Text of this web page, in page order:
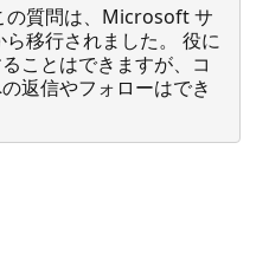
の質問は、Microsoft サ
移行されました。 役に
ことはできますが、コ
返信やフォローはでき